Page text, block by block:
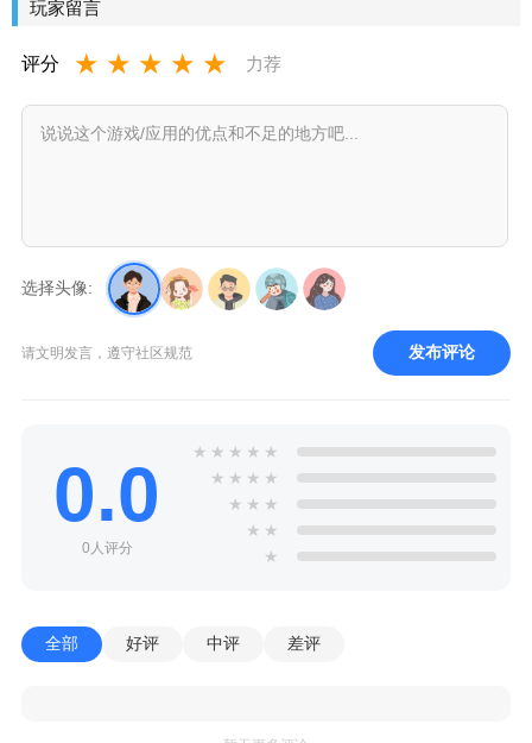
玩家留言
评分 ★ ★ ★ ★ ★ 力荐
选择头像:
请文明发言，遵守社区规范 发布评论
0.0
0人评分
★ ★ ★ ★ ★
★ ★ ★ ★
★ ★ ★
★ ★
★
全部 好评 中评 差评